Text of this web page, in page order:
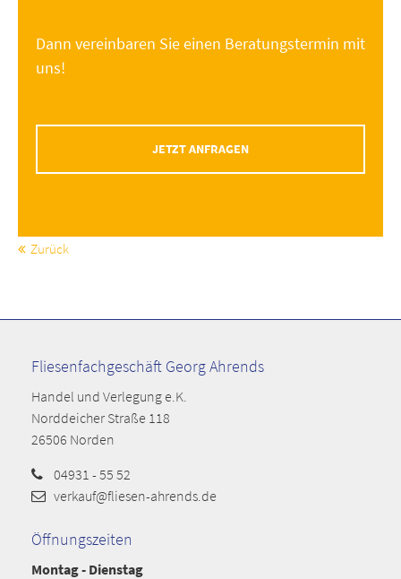
Dann vereinbaren Sie einen Beratungstermin mit
uns!
JETZT ANFRAGEN
Zurück
Fliesenfachgeschäft Georg Ahrends
Handel und Verlegung e.K.
Norddeicher Straße 118
26506 Norden
04931 - 55 52
verkauf@fliesen-ahrends.de
Öffnungszeiten
Montag - Dienstag